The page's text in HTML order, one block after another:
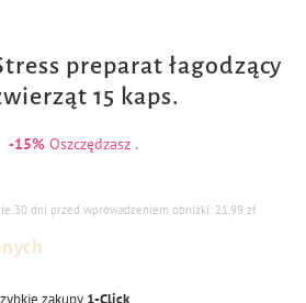
preparat łagodzący
15 kaps.
-15% Oszczędzasz .
30 dni przed wprowadzeniem obniżki: 21,99 zł
zakupy 1-Click